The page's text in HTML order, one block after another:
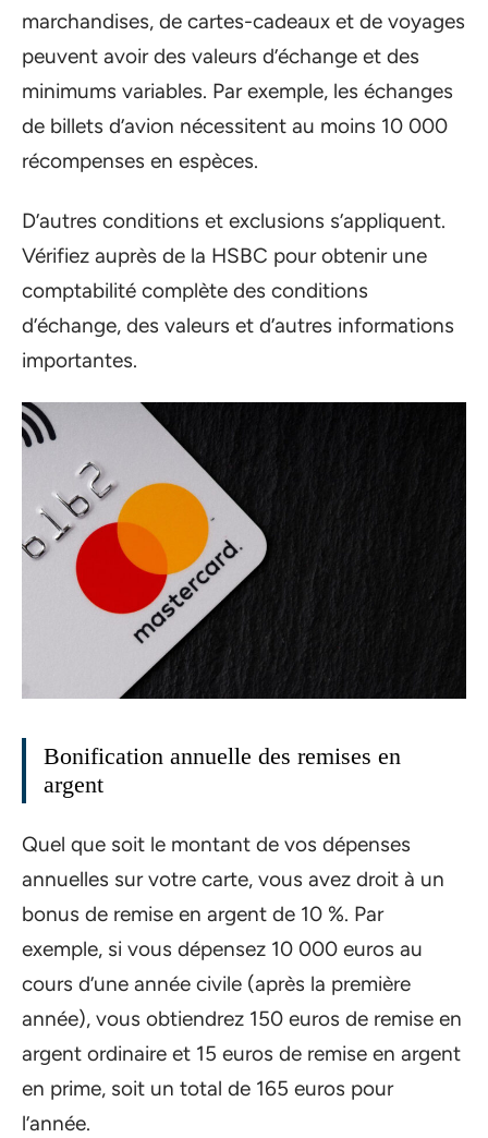
marchandises, de cartes-cadeaux et de voyages
peuvent avoir des valeurs d’échange et des
minimums variables. Par exemple, les échanges
de billets d’avion nécessitent au moins 10 000
récompenses en espèces.
D’autres conditions et exclusions s’appliquent.
Vérifiez auprès de la HSBC pour obtenir une
comptabilité complète des conditions
d’échange, des valeurs et d’autres informations
importantes.
Bonification annuelle des remises en
argent
Quel que soit le montant de vos dépenses
annuelles sur votre carte, vous avez droit à un
bonus de remise en argent de 10 %. Par
exemple, si vous dépensez 10 000 euros au
cours d’une année civile (après la première
année), vous obtiendrez 150 euros de remise en
argent ordinaire et 15 euros de remise en argent
en prime, soit un total de 165 euros pour
l’année.